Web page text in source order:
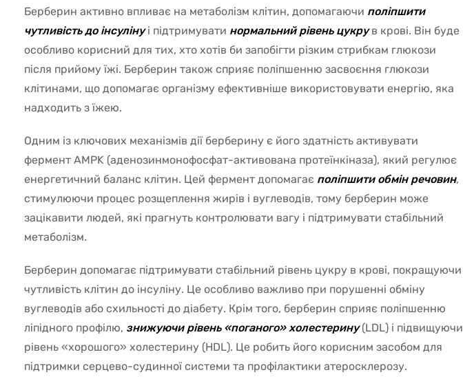
Берберин активно впливає на метаболізм клітин, допомагаючи поліпшити
чутливість до інсулінуі підтримувати нормальний рівень цукрув крові. Він буде
особливо корисний для тих, хто хотів би запобігти різким стрибкам глюкози
після прийому їжі. Берберин також сприяє поліпшенню засвоєння глюкози
клітинами, що допомагає організму ефективніше використовувати енергію, яка
надходить з їжею.
Одним із ключових механізмів дії берберину є його здатність активувати
фермент AMPK (аденозинмонофосфат-активована протеїнкіназа), який регулює
енергетичний баланс клітин. Цей фермент допомагає поліпшити обмін речовин,
стимулюючи процес розщеплення жирів і вуглеводів, тому берберин може
зацікавити людей, які прагнуть контролювати вагу і підтримувати стабільний
метаболізм.
Берберин допомагає підтримувати стабільний рівень цукру в крові, покращуючи
чутливість клітин до інсуліну. Це особливо важливо при порушенні обміну
вуглеводів або схильності до діабету. Крім того, берберин сприяє поліпшенню
ліпідного профілю, знижуючи рівень «поганого» холестерину(LDL) і підвищуючи
рівень «хорошого» холестерину (HDL). Це робить його корисним засобом для
підтримки серцево-судинної системи та профілактики атеросклерозу.